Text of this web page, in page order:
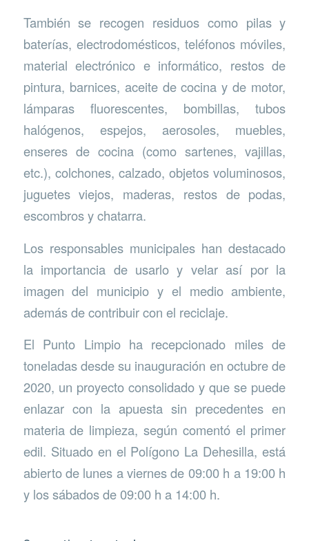
También se recogen residuos como pilas y
baterías, electrodomésticos, teléfonos móviles,
material electrónico e informático, restos de
pintura, barnices, aceite de cocina y de motor,
lámparas fluorescentes, bombillas, tubos
halógenos, espejos, aerosoles, muebles,
enseres de cocina (como sartenes, vajillas,
etc.), colchones, calzado, objetos voluminosos,
juguetes viejos, maderas, restos de podas,
escombros y chatarra.
Los responsables municipales han destacado
la importancia de usarlo y velar así por la
imagen del municipio y el medio ambiente,
además de contribuir con el reciclaje.
El Punto Limpio ha recepcionado miles de
toneladas desde su inauguración en octubre de
2020, un proyecto consolidado y que se puede
enlazar con la apuesta sin precedentes en
materia de limpieza, según comentó el primer
edil. Situado en el Polígono La Dehesilla, está
abierto de lunes a viernes de 09:00 h a 19:00 h
y los sábados de 09:00 h a 14:00 h.